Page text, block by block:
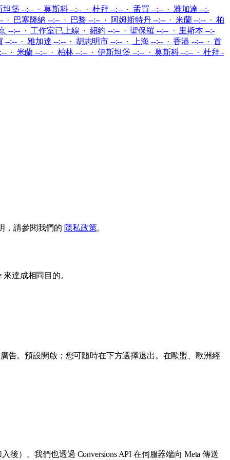
堡 --:-- · 莫斯科 --:-- · 杜拜 --:-- · 孟買 --:-- · 雅加達 --:-
· 巴塞隆納 --:-- · 巴黎 --:-- · 阿姆斯特丹 --:-- · 米蘭 --:-- · 柏
--:-- · 工作室已上線 · 紐約 --:-- · 聖保羅 --:-- · 里斯本 --:-
:-- · 雅加達 --:-- · 胡志明市 --:-- · 上海 --:-- · 香港 --:-- · 首
· 米蘭 --:-- · 柏林 --:-- · 伊斯坦堡 --:-- · 莫斯科 --:-- · 杜拜 -
，請參閱我們的 隱私政策。
來達成相同目的。
告。預設開啟；您可隨時在下方選擇退出。在歐盟、歐洲經
）。我們也透過 Conversions API 在伺服器端向 Meta 傳送